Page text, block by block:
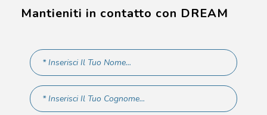
Mantieniti in contatto con DREAM